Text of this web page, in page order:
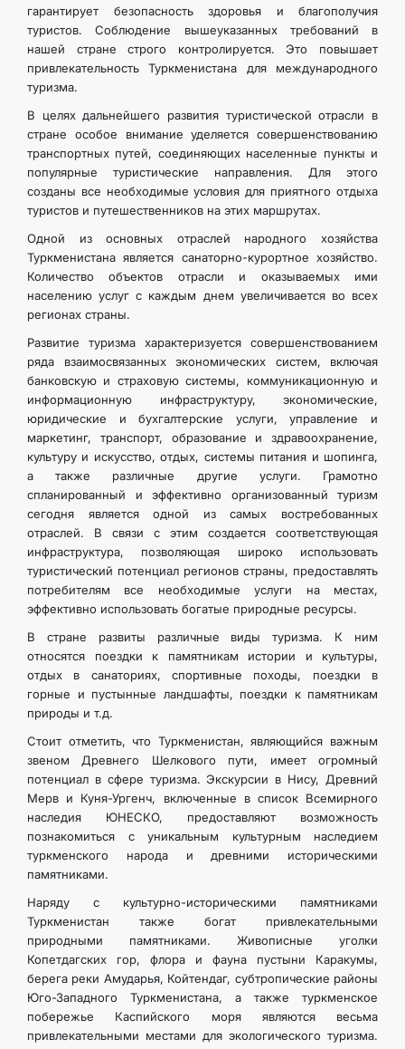
гарантирует безопасность здоровья и благополучия
туристов. Соблюдение вышеуказанных требований в
нашей стране строго контролируется. Это повышает
привлекательность Туркменистана для международного
туризма.
В целях дальнейшего развития туристической отрасли в
стране особое внимание уделяется совершенствованию
транспортных путей, соединяющих населенные пункты и
популярные туристические направления. Для этого
созданы все необходимые условия для приятного отдыха
туристов и путешественников на этих маршрутах.
Одной из основных отраслей народного хозяйства
Туркменистана является санаторно-курортное хозяйство.
Количество объектов отрасли и оказываемых ими
населению услуг с каждым днем увеличивается во всех
регионах страны.
Развитие туризма характеризуется совершенствованием
ряда взаимосвязанных экономических систем, включая
банковскую и страховую системы, коммуникационную и
информационную инфраструктуру, экономические,
юридические и бухгалтерские услуги, управление и
маркетинг, транспорт, образование и здравоохранение,
культуру и искусство, отдых, системы питания и шопинга,
а также различные другие услуги. Грамотно
спланированный и эффективно организованный туризм
сегодня является одной из самых востребованных
отраслей. В связи с этим создается соответствующая
инфраструктура, позволяющая широко использовать
туристический потенциал регионов страны, предоставлять
потребителям все необходимые услуги на местах,
эффективно использовать богатые природные ресурсы.
В стране развиты различные виды туризма. К ним
относятся поездки к памятникам истории и культуры,
отдых в санаториях, спортивные походы, поездки в
горные и пустынные ландшафты, поездки к памятникам
природы и т.д.
Стоит отметить, что Туркменистан, являющийся важным
звеном Древнего Шелкового пути, имеет огромный
потенциал в сфере туризма. Экскурсии в Нису, Древний
Мерв и Куня-Ургенч, включенные в список Всемирного
наследия ЮНЕСКО, предоставляют возможность
познакомиться с уникальным культурным наследием
туркменского народа и древними историческими
памятниками.
Наряду с культурно-историческими памятниками
Туркменистан также богат привлекательными
природными памятниками. Живописные уголки
Копетдагских гор, флора и фауна пустыни Каракумы,
берега реки Амударья, Койтендаг, субтропические районы
Юго-Западного Туркменистана, а также туркменское
побережье Каспийского моря являются весьма
привлекательными местами для экологического туризма.